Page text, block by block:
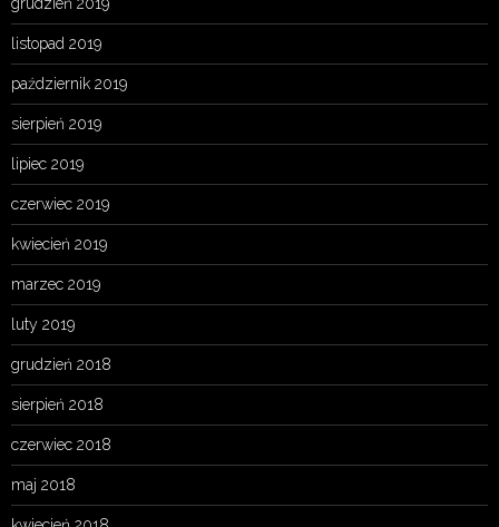
grudzień 2019
listopad 2019
październik 2019
sierpień 2019
lipiec 2019
czerwiec 2019
kwiecień 2019
marzec 2019
luty 2019
grudzień 2018
sierpień 2018
czerwiec 2018
maj 2018